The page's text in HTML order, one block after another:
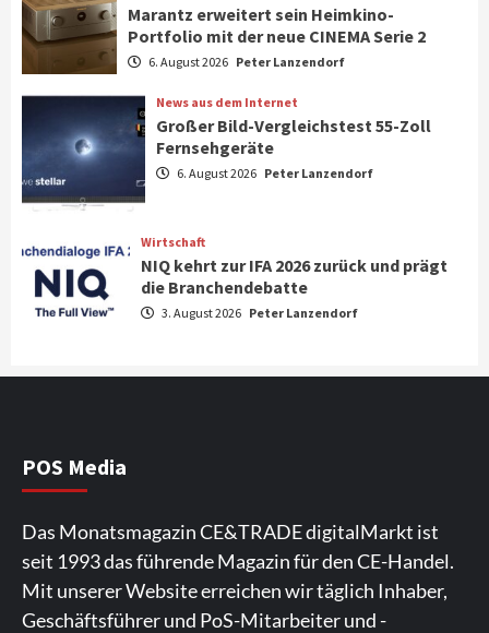
2
Phone/Pad Top Story
IFA 2026 Show Area Communication &
Connectivity
Aktuell Audio
Marantz erweitert sein Heimkino-
Portfolio mit der neue CINEMA Serie 2
News aus dem Internet
Großer Bild-Vergleichstest 55-Zoll
Fernsehgeräte
5
6
CHERRY baut Vertriebsteam in
strategisch wichtigen Märkten aus
Marantz erweitert sein Heimkino-
Portfolio mit der neue CINEMA Serie 2
6. August 2026 Peter Lanzendorf
News aus dem Internet
Großer Bild-Vergleichstest 55-Zoll
Fernsehgeräte
6. August 2026 Peter Lanzendorf
Wirtschaft
NIQ kehrt zur IFA 2026 zurück und prägt
die Branchendebatte
3. August 2026 Peter Lanzendorf
POS Media
Das Monatsmagazin CE&TRADE digitalMarkt ist
seit 1993 das führende Magazin für den CE-Handel.
Mit unserer Website erreichen wir täglich Inhaber,
Geschäftsführer und PoS-Mitarbeiter und -